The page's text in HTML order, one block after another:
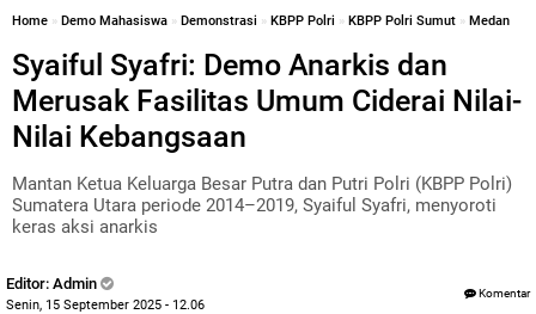
Home » Demo Mahasiswa » Demonstrasi » KBPP Polri » KBPP Polri Sumut » Medan
Syaiful Syafri: Demo Anarkis dan
Merusak Fasilitas Umum Ciderai Nilai-
Nilai Kebangsaan
Mantan Ketua Keluarga Besar Putra dan Putri Polri (KBPP Polri)
Sumatera Utara periode 2014–2019, Syaiful Syafri, menyoroti
keras aksi anarkis
Editor: Admin
Senin, 15 September 2025 - 12.06
Komentar